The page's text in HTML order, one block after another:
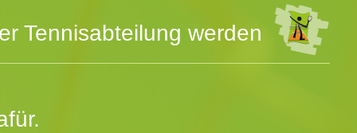
Tennisabteilung werden